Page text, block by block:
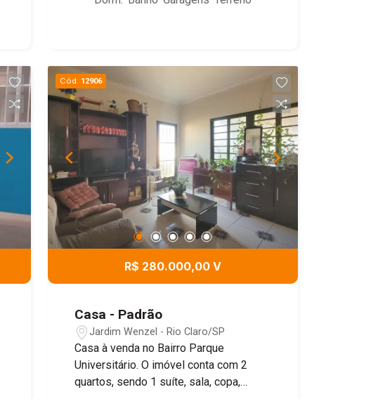
Cód. 12906
R$ 280.000,00 V
Casa - Padrão
Jardim Wenzel - Rio Claro/SP
Casa à venda no Bairro Parque
Universitário. O imóvel conta com 2
quartos, sendo 1 suíte, sala, copa,